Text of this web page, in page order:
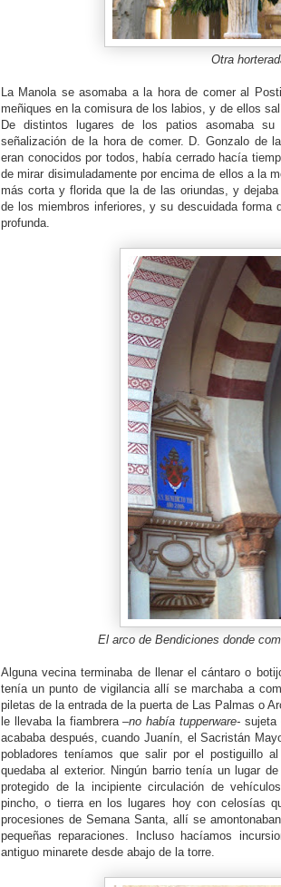
Otra
La Manola se asomaba a la hora de comer al
meñiques en la comisura de los labios, y de ellos
De distintos lugares de los patios asomaba
señalización de la hora de comer. D. Gonzalo de
eran conocidos por todos, había cerrado hacía
de mirar disimuladamente por encima de ellos a la
más corta y florida que la de las oriundas, y
de los miembros inferiores, y su descuidada forma
profunda.
El arco de Bendiciones donde
Alguna vecina terminaba de llenar el cántaro o
tenía un punto de vigilancia allí se marchaba a
piletas de la entrada de la puerta de Las Palmas o
le llevaba la fiambrera–no había tupperware-sujeta
acababa después, cuando Juanín, el Sacristán
pobladores teníamos que salir por el postiguillo
quedaba al exterior. Ningún barrio tenía un lugar
protegido de la incipiente circulación de
pincho, o tierra en los lugares hoy con celosías
procesiones de Semana Santa, allí se
pequeñas reparaciones. Incluso hacíamos
antiguo minarete desde abajo de la torre.